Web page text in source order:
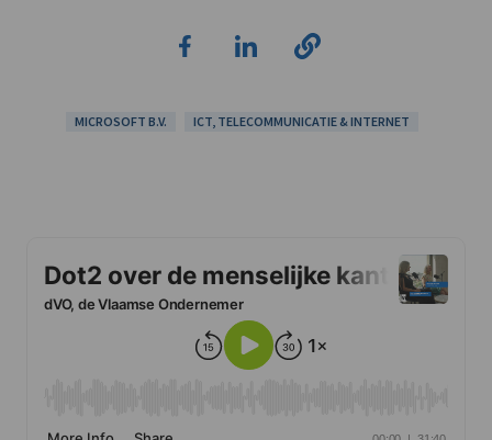
MICROSOFT B.V. ICT, TELECOMMUNICATIE & INTERNET